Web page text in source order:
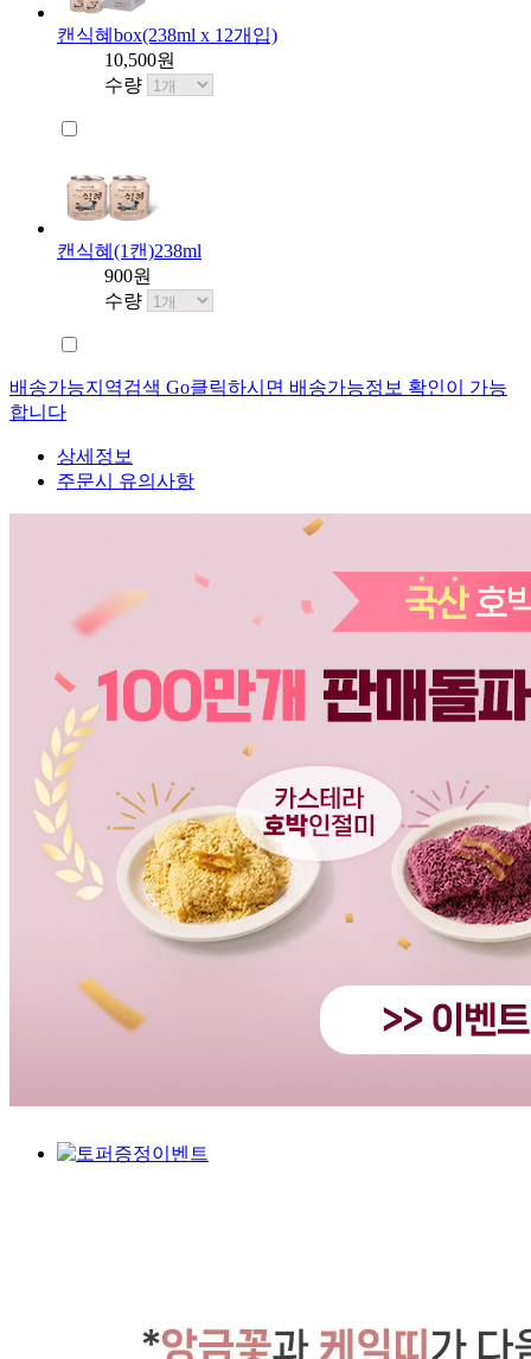
캔식혜box(238ml x 12개입)
10,500원
수량
캔식혜(1캔)238ml
900원
수량
배송가능지역검색 Go클릭하시면 배송가능정보 확인이 가능
합니다
상세정보
주문시 유의사항